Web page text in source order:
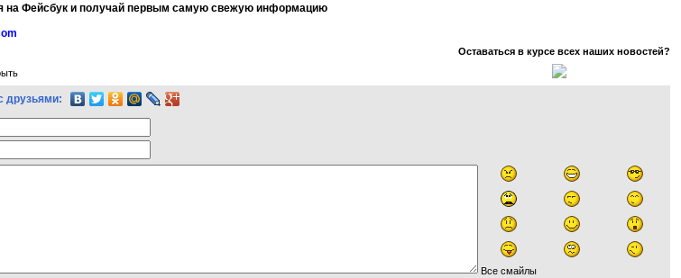
на Фейсбук и получай первым самую свежую информацию
Оставаться в курсе всех наших новостей?
друзьями:
Все смайлы